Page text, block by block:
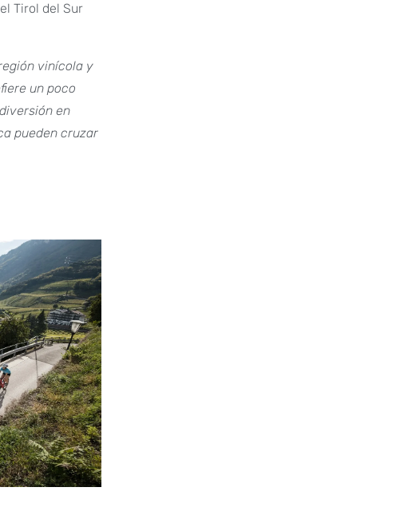
Tirol del Sur
vinícola y
un poco
en
pueden cruzar